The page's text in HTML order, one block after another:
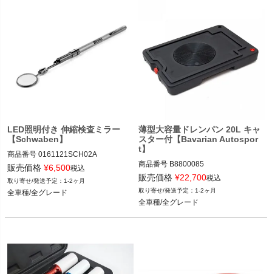
LED照明付き 伸縮検査ミラー
【Schwaben】
商品番号 0161121SCH02A
0161121SCH02A
全車種/全グレード
販売価格 ¥6,500税込
1-2ヶ月
全車種/全グレード
薄型大容量ドレンパン 20L キャ
スター付【Bavarian Autospor
t】
商品番号 B8800085
B8800085
全車種/全グレード
販売価格 ¥22,700税込
1-2ヶ月
全車種/全グレード